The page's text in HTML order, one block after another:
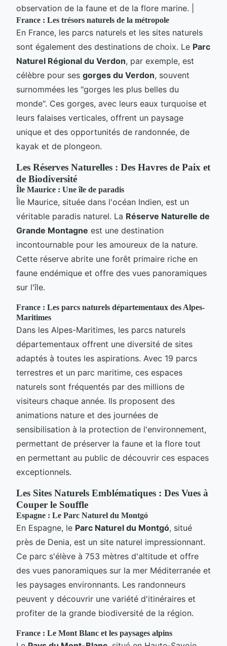
observation de la faune et de la flore marine. |
France : Les trésors naturels de la métropole
En France, les parcs naturels et les sites naturels
sont également des destinations de choix. Le Parc
Naturel Régional du Verdon, par exemple, est
célèbre pour ses gorges du Verdon, souvent
surnommées les "gorges les plus belles du
monde". Ces gorges, avec leurs eaux turquoise et
leurs falaises verticales, offrent un paysage
unique et des opportunités de randonnée, de
kayak et de plongeon.
Les Réserves Naturelles : Des Havres de Paix et
de Biodiversité
Île Maurice : Une île de paradis
Île Maurice, située dans l'océan Indien, est un
véritable paradis naturel. La Réserve Naturelle de
Grande Montagne est une destination
incontournable pour les amoureux de la nature.
Cette réserve abrite une forêt primaire riche en
faune endémique et offre des vues panoramiques
sur l'île.
France : Les parcs naturels départementaux des Alpes-
Maritimes
Dans les Alpes-Maritimes, les parcs naturels
départementaux offrent une diversité de sites
adaptés à toutes les aspirations. Avec 19 parcs
terrestres et un parc maritime, ces espaces
naturels sont fréquentés par des millions de
visiteurs chaque année. Ils proposent des
animations nature et des journées de
sensibilisation à la protection de l'environnement,
permettant de préserver la faune et la flore tout
en permettant au public de découvrir ces espaces
exceptionnels.
Les Sites Naturels Emblématiques : Des Vues à
Couper le Souffle
Espagne : Le Parc Naturel du Montgó
En Espagne, le Parc Naturel du Montgó, situé
près de Denia, est un site naturel impressionnant.
Ce parc s'élève à 753 mètres d'altitude et offre
des vues panoramiques sur la mer Méditerranée et
les paysages environnants. Les randonneurs
peuvent y découvrir une variété d'itinéraires et
profiter de la grande biodiversité de la région.
France : Le Mont Blanc et les paysages alpins